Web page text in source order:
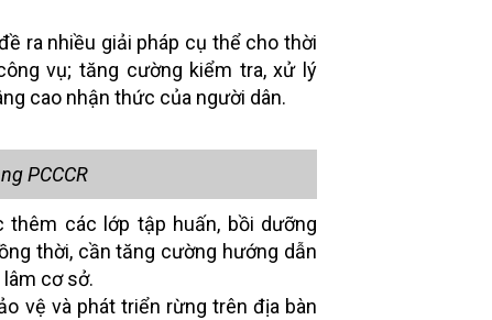
ra nhiều giải pháp cụ thể cho thời
vụ; tăng cường kiểm tra, xử lý
cao nhận thức của người dân.
PCCCR
các lớp tập huấn, bồi dưỡng
thời, cần tăng cường hướng dẫn
cơ sở.
vệ và phát triển rừng trên địa bàn